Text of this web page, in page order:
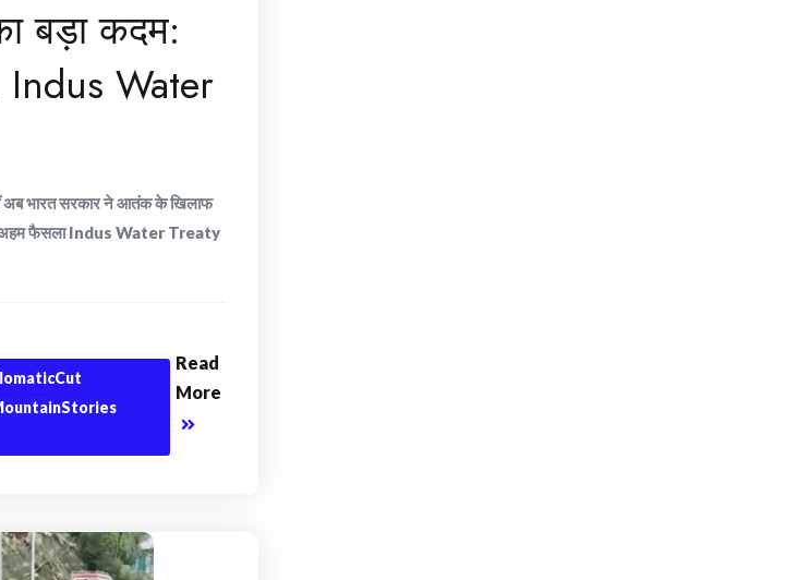
बड़ा कदम:
Water
अब भारत सरकार ने आतंक के खिलाफ
अहम फैसला Indus Water Treaty
Read
More